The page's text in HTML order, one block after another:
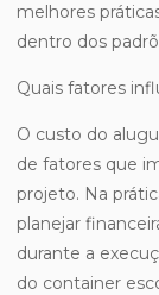
melhores
dentro dos
Quais fatores
O custo do
de fatores que
projeto. Na
planejar
durante a
do container